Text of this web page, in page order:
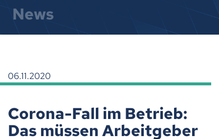
News
06.11.2020
Corona-Fall im Betrieb:
Das müssen Arbeitgeber